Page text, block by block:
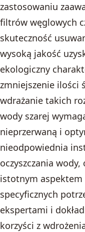
zastosowaniu
filtrów węglowych
skuteczność
wysoką jakość
ekologiczny
zmniejszenie ilości
wdrażanie takich
wody szarej
nieprzerwaną i
nieodpowiednia
oczyszczania
istotnym aspektem
specyficznych
ekspertami i
korzyści z